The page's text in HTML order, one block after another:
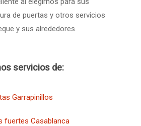
de puertas y otros servicios
y sus alrededores.
servicios de:
Garrapinillos
fuertes Casablanca